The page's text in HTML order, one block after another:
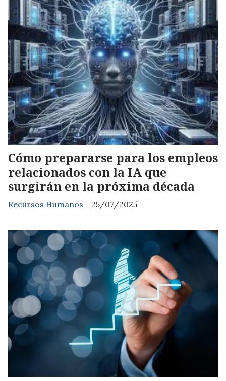
Cómo prepararse para los empleos
relacionados con la IA que
surgirán en la próxima década
Recursos Humanos 25/07/2025